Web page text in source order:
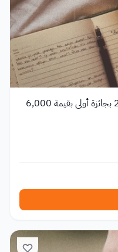
مسابقة Peter Porter للشعر 2027 بجائزة أولى بقيمة 6,000